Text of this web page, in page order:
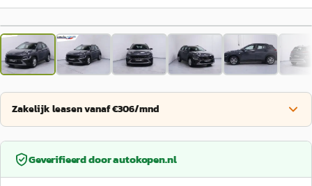
1/96
Zakelijk leasen vanaf €306/mnd
Geverifieerd doorautokopen.nl